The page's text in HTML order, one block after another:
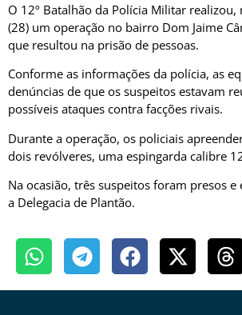
O 12º Batalhão da Polícia Militar
(28) um operação no bairro Dom Jaime
que resultou na prisão de pessoas.
Conforme as informações da polícia, as
denúncias de que os suspeitos estavam
possíveis ataques contra facções rivais.
Durante a operação, os policiais
dois revólveres, uma espingarda calibre
Na ocasião, três suspeitos foram presos
a Delegacia de Plantão.